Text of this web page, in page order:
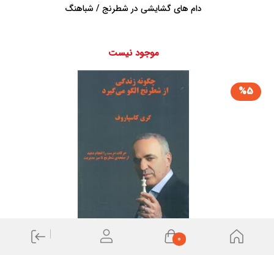
دام های گشایشی در شطرنج / شباهنگ
موجود نیست
%5
0